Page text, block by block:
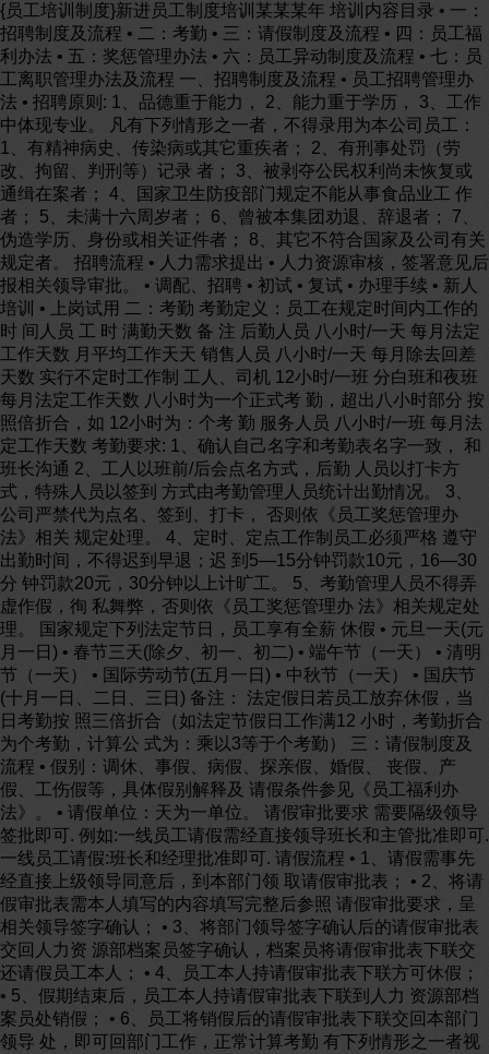
{员工培训制度}新进员工制度培训某某某年 培训内容目录 • 一：
招聘制度及流程 • 二：考勤 • 三：请假制度及流程 • 四：员工福
利办法 • 五：奖惩管理办法 • 六：员工异动制度及流程 • 七：员
工离职管理办法及流程 一、招聘制度及流程 • 员工招聘管理办
法 • 招聘原则: 1、品德重于能力， 2、能力重于学历， 3、工作
中体现专业。 凡有下列情形之一者，不得录用为本公司员工：
1、有精神病史、传染病或其它重疾者； 2、有刑事处罚（劳
改、拘留、判刑等）记录 者； 3、被剥夺公民权利尚未恢复或
通缉在案者； 4、国家卫生防疫部门规定不能从事食品业工 作
者； 5、未满十六周岁者； 6、曾被本集团劝退、辞退者； 7、
伪造学历、身份或相关证件者； 8、其它不符合国家及公司有关
规定者。 招聘流程 • 人力需求提出 • 人力资源审核，签署意见后
报相关领导审批。 • 调配、招聘 • 初试 • 复试 • 办理手续 • 新人
培训 • 上岗试用 二：考勤 考勤定义：员工在规定时间内工作的
时 间人员 工 时 满勤天数 备 注 后勤人员 八小时/一天 每月法定
工作天数 月平均工作天天 销售人员 八小时/一天 每月除去回差
天数 实行不定时工作制 工人、司机 12小时/一班 分白班和夜班
每月法定工作天数 八小时为一个正式考 勤，超出八小时部分 按
照倍折合，如 12小时为：个考 勤 服务人员 八小时/一班 每月法
定工作天数 考勤要求: 1、确认自己名字和考勤表名字一致， 和
班长沟通 2、工人以班前/后会点名方式，后勤 人员以打卡方
式，特殊人员以签到 方式由考勤管理人员统计出勤情况。 3、
公司严禁代为点名、签到、打卡， 否则依《员工奖惩管理办
法》相关 规定处理。 4、定时、定点工作制员工必须严格 遵守
出勤时间，不得迟到早退；迟 到5—15分钟罚款10元，16—30
分 钟罚款20元，30分钟以上计旷工。 5、考勤管理人员不得弄
虚作假，徇 私舞弊，否则依《员工奖惩管理办 法》相关规定处
理。 国家规定下列法定节日，员工享有全薪 休假 • 元旦一天(元
月一日) • 春节三天(除夕、初一、初二) • 端午节（一天） • 清明
节（一天） • 国际劳动节(五月一日) • 中秋节（一天） • 国庆节
(十月一日、二日、三日) 备注： 法定假日若员工放弃休假，当
日考勤按 照三倍折合（如法定节假日工作满12 小时，考勤折合
为个考勤，计算公 式为：乘以3等于个考勤） 三：请假制度及
流程 • 假别：调休、事假、病假、探亲假、婚假、 丧假、产
假、工伤假等，具体假别解释及 请假条件参见《员工福利办
法》。 • 请假单位：天为一单位。 请假审批要求 需要隔级领导
签批即可. 例如:一线员工请假需经直接领导班长和主管批准即可.
一线员工请假:班长和经理批准即可. 请假流程 • 1、请假需事先
经直接上级领导同意后，到本部门领 取请假审批表； • 2、将请
假审批表需本人填写的内容填写完整后参照 请假审批要求，呈
相关领导签字确认； • 3、将部门领导签字确认后的请假审批表
交回人力资 源部档案员签字确认，档案员将请假审批表下联交
还请假员工本人； • 4、员工本人持请假审批表下联方可休假；
• 5、假期结束后，员工本人持请假审批表下联到人力 资源部档
案员处销假； • 6、员工将销假后的请假审批表下联交回本部门
领导 处，即可回部门工作，正常计算考勤 有下列情形之一者视